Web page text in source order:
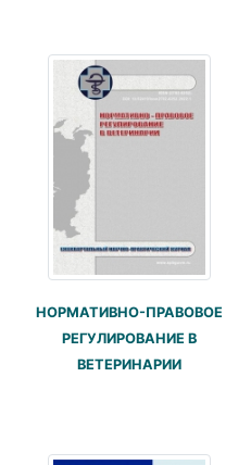
НОРМАТИВНО-ПРАВОВОЕ
РЕГУЛИРОВАНИЕ В
ВЕТЕРИНАРИИ